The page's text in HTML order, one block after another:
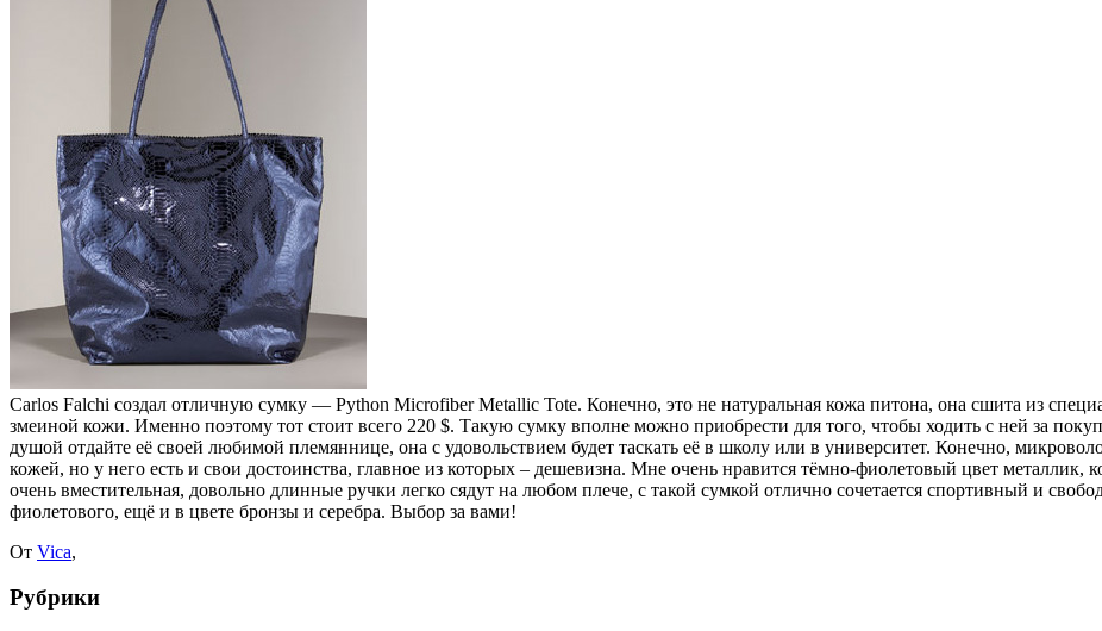
Carlos Falchi создал отличную сумку — Python Microfiber Metallic Tote. Конечно, это не натуральная кожа питона, она сшита из
змеиной кожи. Именно поэтому тот стоит всего 220 $. Такую сумку вполне можно приобрести для того, чтобы ходить с ней за
душой отдайте её своей любимой племяннице, она с удовольствием будет таскать её в школу или в университет. Конечно,
кожей, но у него есть и свои достоинства, главное из которых – дешевизна. Мне очень нравится тёмно-фиолетовый цвет
очень вместительная, довольно длинные ручки легко сядут на любом плече, с такой сумкой отлично сочетается спортивный и
фиолетового, ещё и в цвете бронзы и серебра. Выбор за вами!
От Vica,
Рубрики